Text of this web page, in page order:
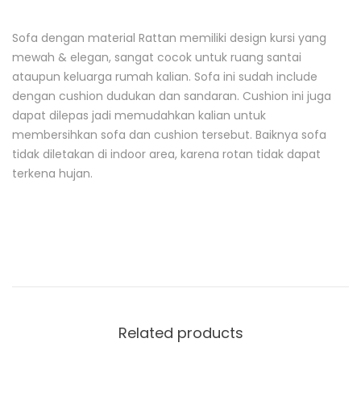
D
e
s
c
r
i
p
t
i
Sofa dengan material Rattan memiliki design kursi yang
mewah & elegan, sangat cocok untuk ruang santai
ataupun keluarga rumah kalian. Sofa ini sudah include
dengan cushion dudukan dan sandaran. Cushion ini juga
dapat dilepas jadi memudahkan kalian untuk
membersihkan sofa dan cushion tersebut. Baiknya sofa
tidak diletakan di indoor area, karena rotan tidak dapat
terkena hujan.
Related products